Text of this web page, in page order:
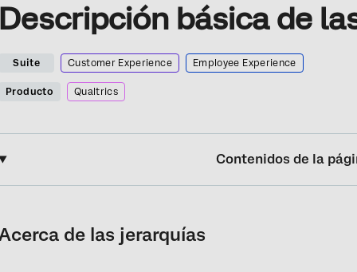
básica de
Suite Customer Experience Employee Experience
Producto Qualtrics
Contenidos de la
Estático vs. Jerarquías dinámicas en los paneles de CX
de las jerarquías